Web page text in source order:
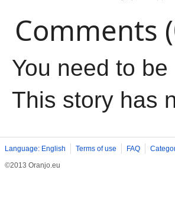
Comments
You need to
This story has
Language: English Terms of use FAQ
©2013 Oranjo.eu